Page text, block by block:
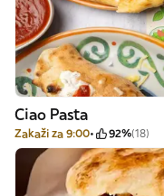
Ciao Pasta
Zakaži za 9:00 92%(18)